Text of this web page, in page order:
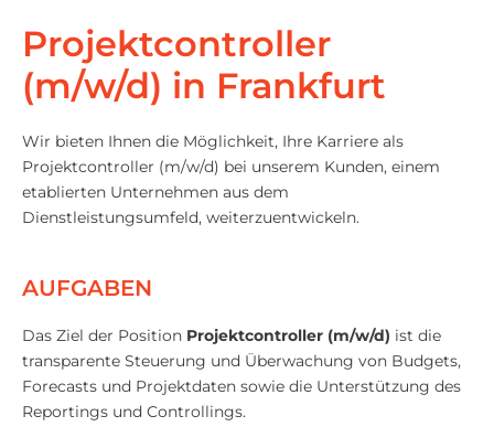
Projektcontroller
(m/w/d) in Frankfurt
Wir bieten Ihnen die Möglichkeit, Ihre Karriere als
Projektcontroller (m/w/d) bei unserem Kunden, einem
etablierten Unternehmen aus dem
Dienstleistungsumfeld, weiterzuentwickeln.
AUFGABEN
Das Ziel der Position Projektcontroller (m/w/d) ist die
transparente Steuerung und Überwachung von Budgets,
Forecasts und Projektdaten sowie die Unterstützung des
Reportings und Controllings.